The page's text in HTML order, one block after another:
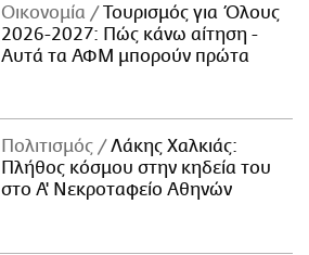
Οικονομία
Τουρισμός για Όλους
2026-2027: Πώς κάνω αίτηση -
Αυτά τα ΑΦΜ μπορούν πρώτα
Πολιτισμός
Λάκης Χαλκιάς:
Πλήθος κόσμου στην κηδεία του
στο Α' Νεκροταφείο Αθηνών